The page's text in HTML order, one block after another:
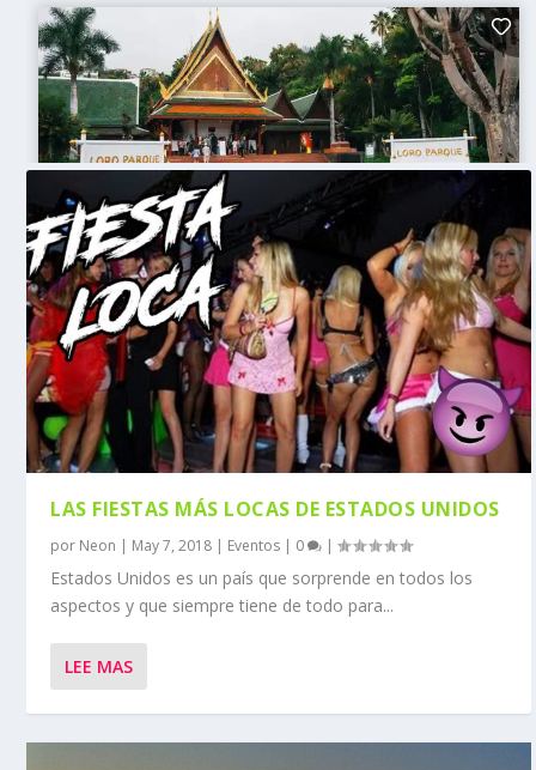
LAS FIESTAS MÁS LOCAS DE ESTADOS UNIDOS
por Neon | May 7, 2018 | Eventos | 0 |
Estados Unidos es un país que sorprende en todos los
aspectos y que siempre tiene de todo para...
LEE MAS